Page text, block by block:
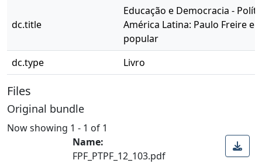
dc.title
Educação e Democracia -
América Latina: Paulo Freire e
popular
dc.type
Livro
Files
Original bundle
Now showing 1 - 1 of 1
Name:
FPF_PTPF_12_103.pdf